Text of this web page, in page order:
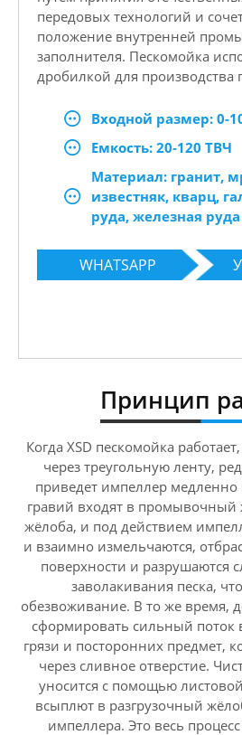
передовых технологий и
положение внутренней
заполнителя. Пескомойка
дробилкой для производства
Входной размер: 0-
Емкость: 20-120 ТВЧ
Материал: гранит,
известняк, кварц,
руда, железная
WHATSAPP
Принцип
Когда XSD пескомойка
через треугольную ленту,
приведет импеллер медленно
гравий входят в промывочный
жёлоба, и под действием
и взаимно измельчаются,
поверхности и разрушаются
заволакивания песка,
обезвоживание. В то же время,
сформировать сильный
грязи и посторонних предмет,
через сливное отверстие.
уносится с помощью
всыплют в разгрузочный
импеллера. Это весь